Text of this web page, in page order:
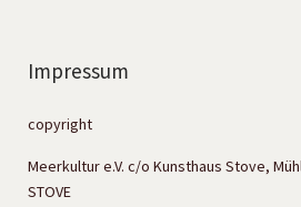
Impressum
copyright
Meerkultur e.V. c/o Kunsthaus Stove,
STOVE